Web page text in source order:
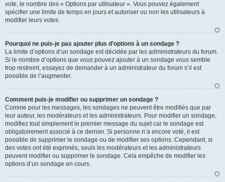
vote, le nombre des « Options par utilisateur ». Vous pouvez également
spécifier une limite de temps en jours et autoriser ou non les utilisateurs à
modifier leurs votes.
Pourquoi ne puis-je pas ajouter plus d’options à un sondage ?
La limite d’options d’un sondage est décidée par les administrateurs du forum.
Si le nombre d’options que vous pouvez ajouter à un sondage vous semble
trop restreint, essayez de demander à un administrateur du forum s’il est
possible de l’augmenter.
Comment puis-je modifier ou supprimer un sondage ?
Comme pour les messages, les sondages ne peuvent être modifiés que par
leur auteur, les modérateurs et les administrateurs. Pour modifier un sondage,
modifiez tout simplement le premier message du sujet car le sondage est
obligatoirement associé à ce dernier. Si personne n’a encore voté, il est
possible de supprimer le sondage ou de modifier ses options. Cependant, si
des votes ont été exprimés, seuls les modérateurs et les administrateurs
peuvent modifier ou supprimer le sondage. Cela empêche de modifier les
options d’un sondage en cours.